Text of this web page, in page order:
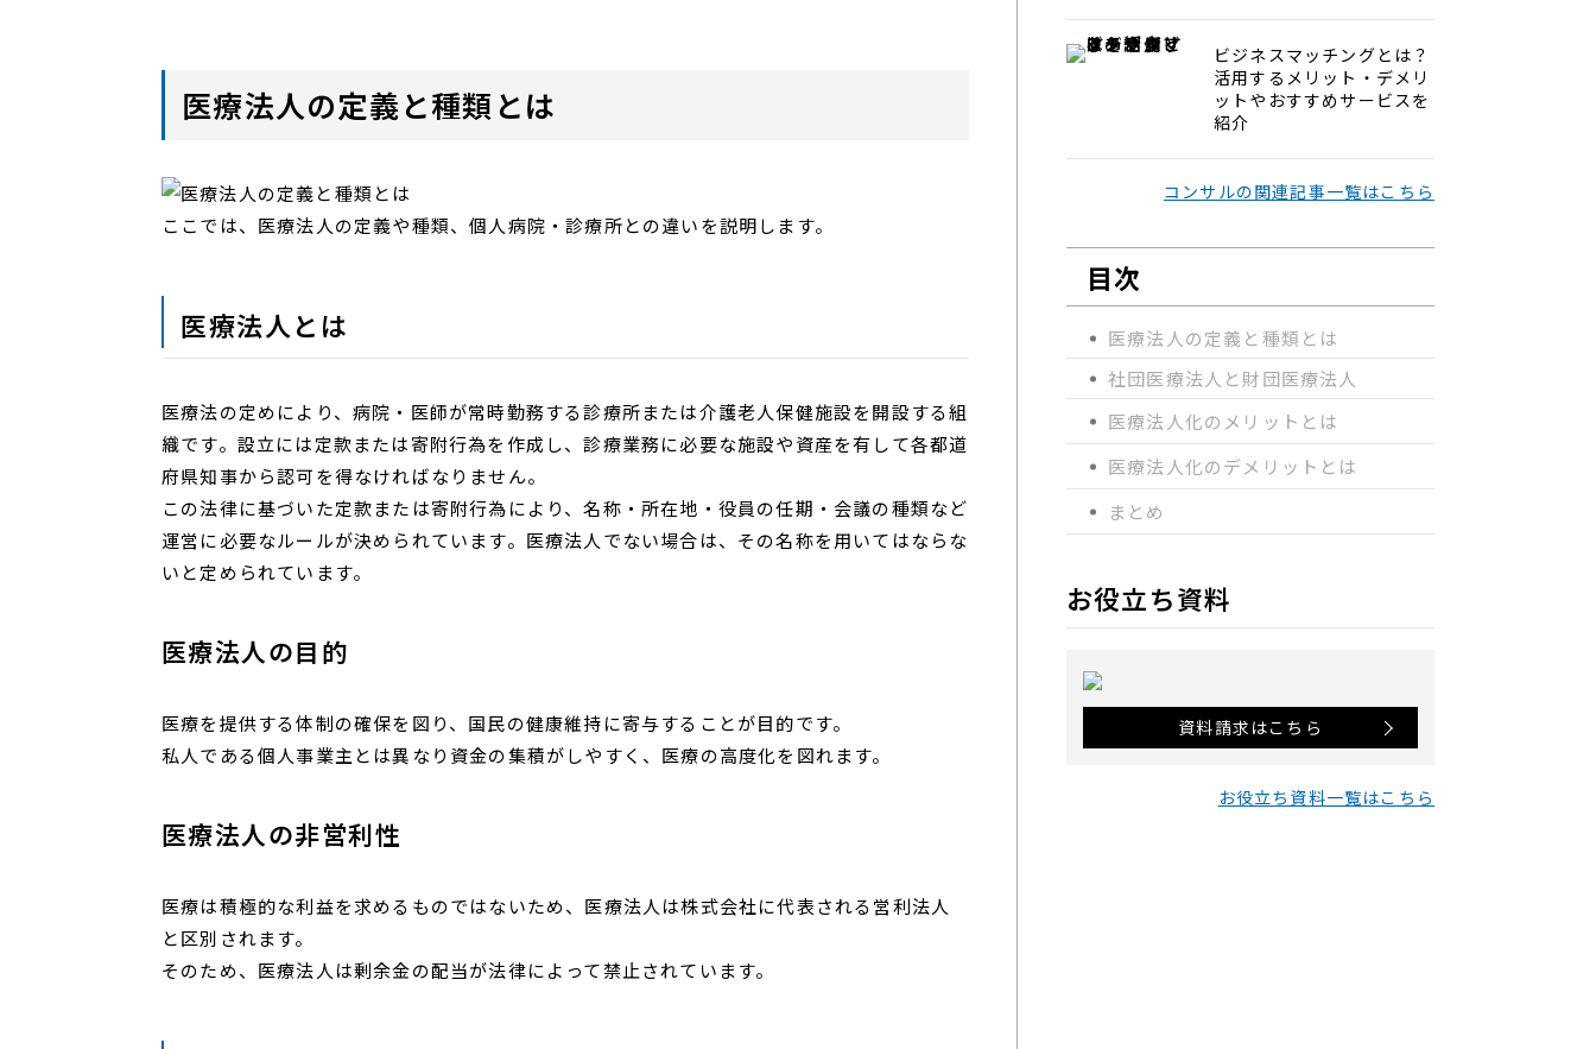
医療法人の定義と種類とは
ここでは、医療法人の定義や種類、個人病院・診療所との違いを説明します。
医療法人とは
医療法の定めにより、病院・医師が常時勤務する診療所または介護老人保健施設を開設する組
織です。設立には定款または寄附行為を作成し、診療業務に必要な施設や資産を有して各都道
府県知事から認可を得なければなりません。
この法律に基づいた定款または寄附行為により、名称・所在地・役員の任期・会議の種類など
運営に必要なルールが決められています。医療法人でない場合は、その名称を用いてはならな
いと定められています。
医療法人の目的
医療を提供する体制の確保を図り、国民の健康維持に寄与することが目的です。
私人である個人事業主とは異なり資金の集積がしやすく、医療の高度化を図れます。
医療法人の非営利性
医療は積極的な利益を求めるものではないため、医療法人は株式会社に代表される営利法人
と区別されます。
そのため、医療法人は剰余金の配当が法律によって禁止されています。
ビジネスマッチングとは？
活用するメリット・デメリ
ットやおすすめサービスを
紹介
コンサルの関連記事一覧はこちら
目次
医療法人の定義と種類とは
社団医療法人と財団医療法人
医療法人化のメリットとは
医療法人化のデメリットとは
まとめ
お役立ち資料
資料請求はこちら
お役立ち資料一覧はこちら